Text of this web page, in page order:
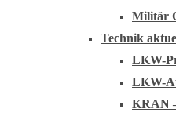
Militär
Technik
LKW-
LKW-
KRAN